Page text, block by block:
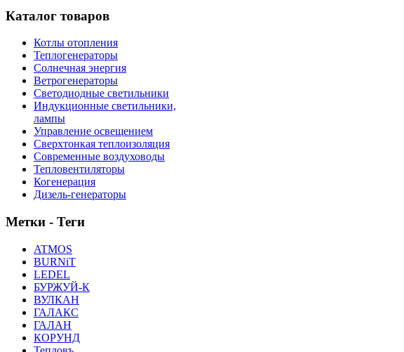
Каталог товаров
Котлы отопления
Теплогенераторы
Солнечная энергия
Ветрогенераторы
Светодиодные светильники
Индукционные светильники,
лампы
Управление освещением
Сверхтонкая теплоизоляция
Современные воздуховоды
Тепловентиляторы
Когенерация
Дизель-генераторы
Метки - Теги
ATMOS
BURNiT
LEDEL
БУРЖУЙ-К
ВУЛКАН
ГАЛАКС
ГАЛАН
КОРУНД